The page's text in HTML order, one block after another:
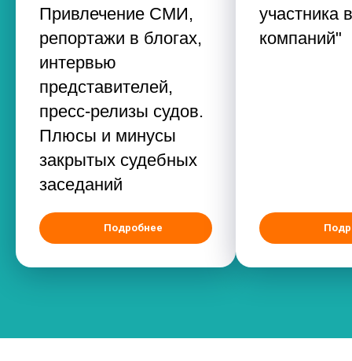
Привлечение СМИ,
репортажи в блогах,
интервью
представителей,
пресс-релизы судов.
Плюсы и минусы
закрытых судебных
заседаний
Подробнее
участника
компаний"